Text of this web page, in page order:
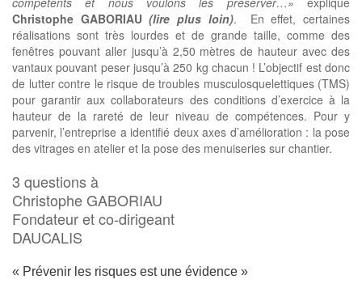
Christophe GABORIAU(lire plus loin). En effet, certaines
réalisations sont très lourdes et de grande taille, comme des
fenêtres pouvant aller jusqu’à 2,50 mètres de hauteur avec des
vantaux pouvant peser jusqu’à 250 kg chacun ! L’objectif est donc
de lutter contre le risque de troubles musculosquelettiques (TMS)
pour garantir aux collaborateurs des conditions d’exercice à la
hauteur de la rareté de leur niveau de compétences. Pour y
parvenir, l’entreprise a identifié deux axes d’amélioration : la pose
des vitrages en atelier et la pose des menuiseries sur chantier.
3 questions à
Christophe GABORIAU
Fondateur et co-dirigeant
DAUCALIS
« Prévenir les risques est une évidence »